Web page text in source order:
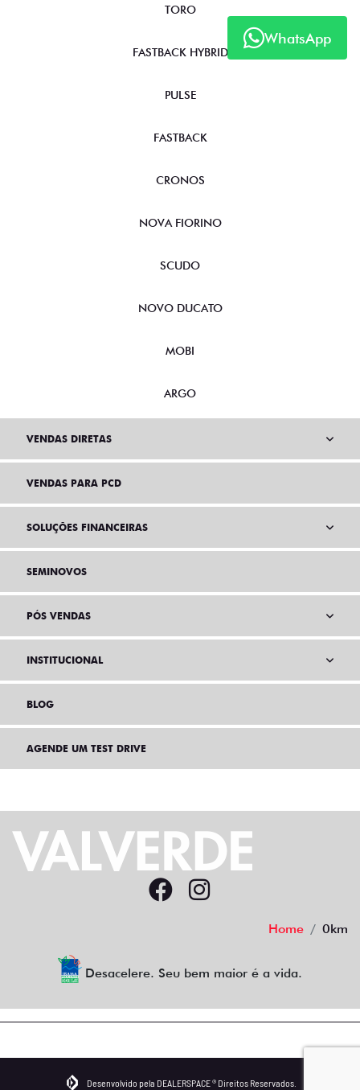
WhatsApp
TORO
FASTBACK HYBRID
PULSE
FASTBACK
CRONOS
NOVA FIORINO
SCUDO
NOVO DUCATO
MOBI
ARGO
VENDAS DIRETAS
VENDAS PARA PCD
SOLUÇÕES FINANCEIRAS
SEMINOVOS
PÓS VENDAS
INSTITUCIONAL
BLOG
AGENDE UM TEST DRIVE
Home 0km
Desacelere. Seu bem maior é a vida.
Desenvolvido pela DEALERSPACE ® Direitos Reservados.